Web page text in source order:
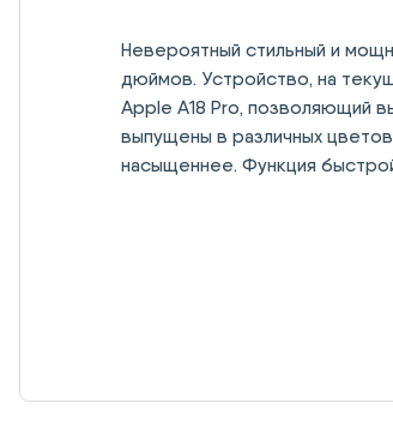
Невероятный стильный и
дюймов. Устройство, на
Apple A18 Pro, позволяющий
выпущены в различных
насыщеннее. Функция